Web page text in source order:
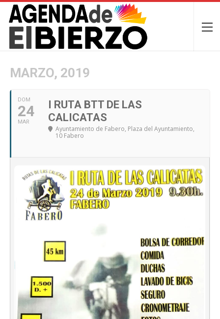
MARZO, 2019
DOM
24
MAR
I RUTA BTT DE LAS
CALICATAS
Ayuntamiento de Fabero, Plaza del Ayuntamiento,
10 Fabero